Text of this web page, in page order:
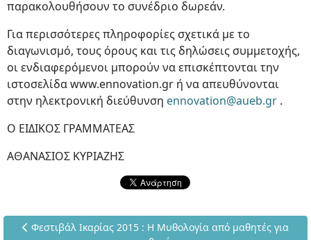
παρακολουθήσουν το συνέδριο δωρεάν.
Για περισσότερες πληροφορίες σχετικά με το
διαγωνισμό, τους όρους και τις δηλώσεις συμμετοχής,
οι ενδιαφερόμενοι μπορούν να επισκέπτονται την
ιστοσελίδα www.ennovation.gr ή να απευθύνονται
στην ηλεκτρονική διεύθυνση ennovation@aueb.gr .
Ο ΕΙΔΙΚΟΣ ΓΡΑΜΜΑΤΕΑΣ
ΑΘΑΝΑΣΙΟΣ ΚΥΡΙΑΖΗΣ
Προηγούμενο άρθρο: Φεστιβάλ Ικαρίας 2015 : Η Μυθολογία
Φεστιβάλ Ικαρίας 2015 : Η Μυθολογία από μαθητές για